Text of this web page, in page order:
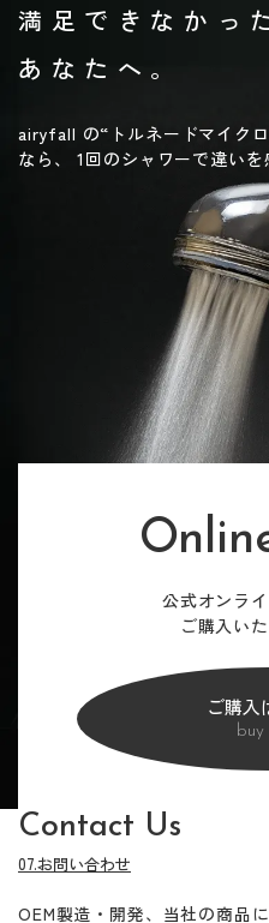
満足できなかっ
あなたへ。
airyfall の“トルネードマイク
なら、
1回のシャワーで違いを
公式オンラ
ご購入い
ご購入
Contact Us
07.お問い合わせ
OEM製造・開発、当社の商品